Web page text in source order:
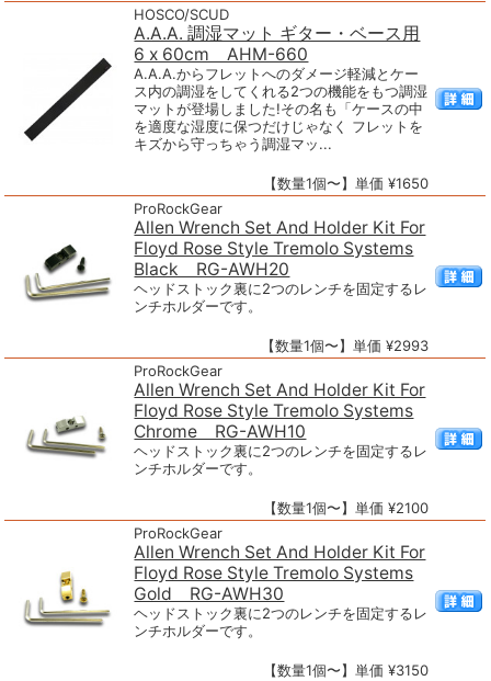
HOSCO/SCUD
A.A.A. 調湿マット ギター・ベース用
6 x 60cm AHM-660
A.A.A.からフレットへのダメージ軽減とケー
ス内の調湿をしてくれる2つの機能をもつ調湿
マットが登場しました! ​その名も「ケースの中
を適度な湿度に保つだけじゃなく フレットを
キズから守っちゃう調湿マッ...
【数量1個〜】単価 ¥1650
ProRockGear
Allen Wrench Set And Holder Kit For
Floyd Rose Style Tremolo Systems
Black RG-AWH20
ヘッドストック裏に2つのレンチを固定するレ
ンチホルダーです。
【数量1個〜】単価 ¥2993
ProRockGear
Allen Wrench Set And Holder Kit For
Floyd Rose Style Tremolo Systems
Chrome RG-AWH10
ヘッドストック裏に2つのレンチを固定するレ
ンチホルダーです。
【数量1個〜】単価 ¥2100
ProRockGear
Allen Wrench Set And Holder Kit For
Floyd Rose Style Tremolo Systems
Gold RG-AWH30
ヘッドストック裏に2つのレンチを固定するレ
ンチホルダーです。
【数量1個〜】単価 ¥3150